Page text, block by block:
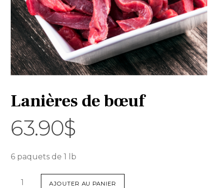
Lanières de bœuf
63.90$
6 paquets de 1 lb
quantité
AJOUTER AU PANIER